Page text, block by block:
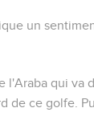
un
l'Araba qui va
de ce golfe.